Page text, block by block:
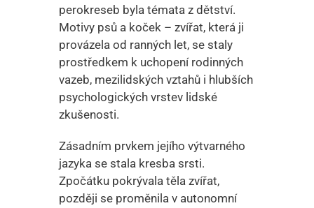
perokreseb byla témata z dětství.
Motivy psů a koček – zvířat, která ji
provázela od ranných let, se staly
prostředkem k uchopení rodinných
vazeb, mezilidských vztahů i hlubších
psychologických vrstev lidské
zkušenosti.
Zásadním prvkem jejího výtvarného
jazyka se stala kresba srsti.
Zpočátku pokrývala těla zvířat,
později se proměnila v autonomní